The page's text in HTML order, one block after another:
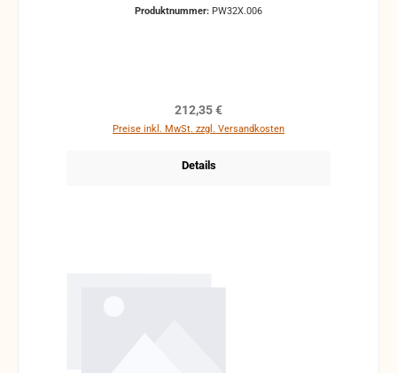
Produktnummer: PW32X.006
Regulärer Preis:
212,35 €
Preise inkl. MwSt. zzgl. Versandkosten
Details